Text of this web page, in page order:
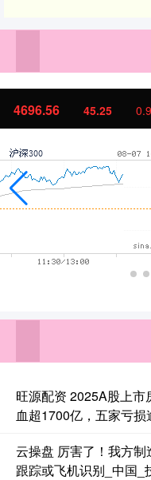
北证50
旺源配资 2025A股上
血超1700亿，五家亏损
云操盘 厉害了！我方
跟踪或飞机识别_中国_